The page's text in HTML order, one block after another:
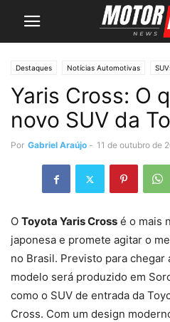
Destaques Notícias Automotivas
Yaris Cross: O
novo SUV da
Por Gabriel Araújo - 11 de outubro de
O Toyota Yaris Cross é o mais
japonesa e promete agitar o
no Brasil. Previsto para chegar
modelo será produzido em
como o SUV de entrada da
Cross. Com um design